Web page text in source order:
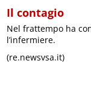
Il contagio
Nel frattempo ha
l’infermiere.
(re.newsvsa.it)